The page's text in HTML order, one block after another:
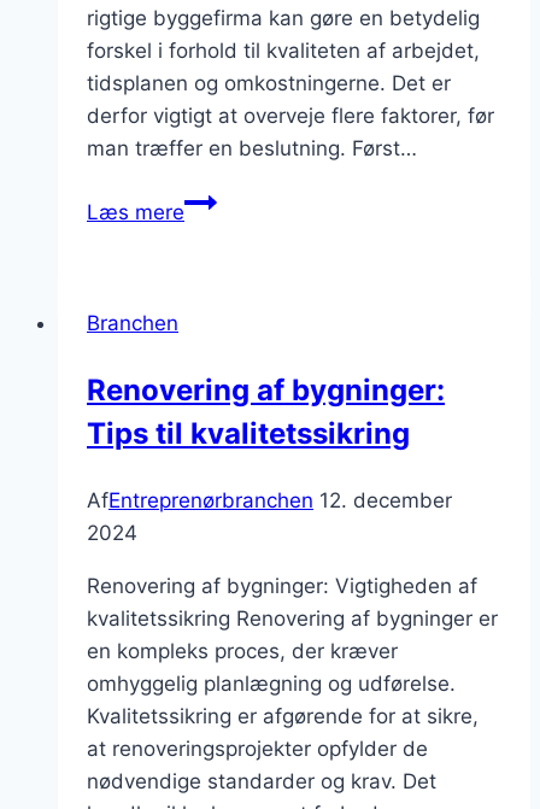
rigtige byggefirma kan gøre en betydelig
forskel i forhold til kvaliteten af arbejdet,
tidsplanen og omkostningerne. Det er
derfor vigtigt at overveje flere faktorer, før
man træffer en beslutning. Først…
Læs merevalg
Branchen
Renovering af bygninger:
Tips til kvalitetssikring
AfEntreprenørbranchen 12. december
2024
Renovering af bygninger: Vigtigheden af
kvalitetssikring Renovering af bygninger er
en kompleks proces, der kræver
omhyggelig planlægning og udførelse.
Kvalitetssikring er afgørende for at sikre,
at renoveringsprojekter opfylder de
nødvendige standarder og krav. Det